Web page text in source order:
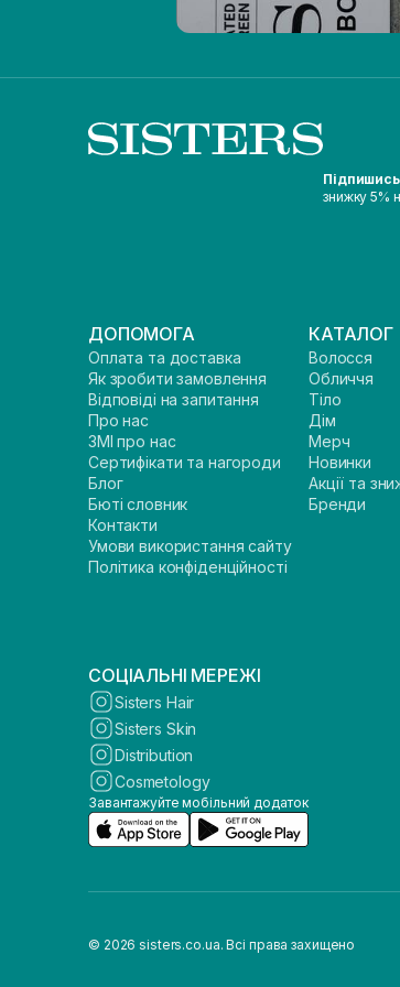
знижку 5%
ДОПОМОГА
Оплата та доставка
Як зробити замовлення
Відповіді на запитання
Про нас
ЗМІ про нас
Сертифікати та нагороди
Блог
Бюті словник
Контакти
Умови використання сайту
Політика конфіденційності
КАТАЛОГ
Волосся
Обличчя
Тіло
Дім
Мерч
Новинки
Акції та
Бренди
СОЦІАЛЬНІ МЕРЕЖІ
Sisters Hair
Sisters Skin
Distribution
Cosmetology
Завантажуйте мобільний додаток
© 2026 sisters.co.ua. Всі права захищено